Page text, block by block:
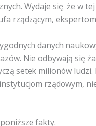
Wydaje się, że w
rządzącym,
danych
Nie odbywają się
setek milionów ludzi.
rządowym,
fakty.